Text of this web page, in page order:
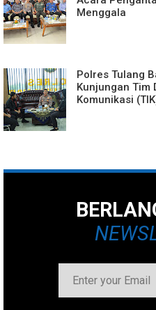
Menggala
Polres Tulang
Kunjungan Tim
Komunikasi